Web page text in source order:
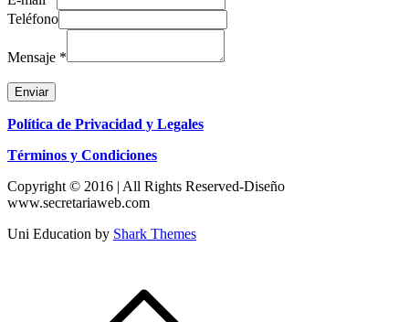
Teléfono
Mensaje *
Enviar
Política de Privacidad y Legales
Términos y Condiciones
Copyright © 2016 | All Rights Reserved-Diseño
www.secretariaweb.com
Uni Education by Shark Themes